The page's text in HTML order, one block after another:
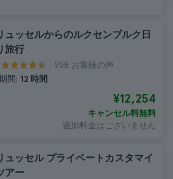
ュッセルからのルクセンブルク日
旅行
958 お客様の声
間: 12 時間
¥12,254
キャンセル料無料
追加料金はございません
ュッセル プライベートカスタマイ
アー